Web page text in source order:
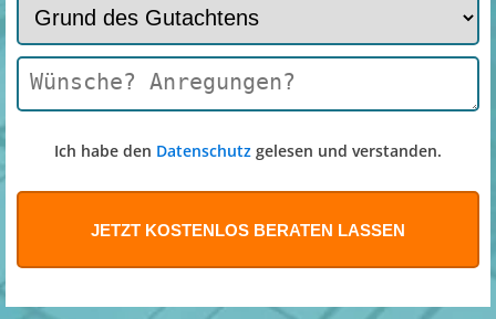
Ich habe den Datenschutz gelesen und verstanden.